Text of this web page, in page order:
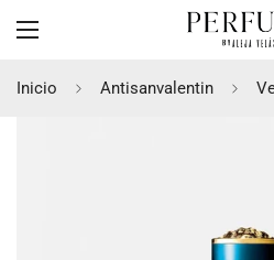
Inicio Antisanvalentin